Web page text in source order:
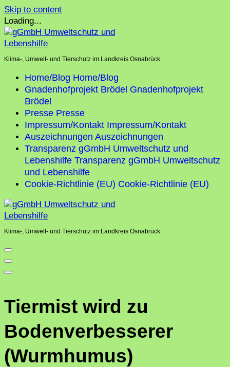
Skip to content
Loading...
Klima-, Umwelt- und Tierschutz im Landkreis Osnabrück
Home/Blog Home/Blog
Gnadenhofprojekt Brödel Gnadenhofprojekt
Brödel
Presse Presse
Impressum/Kontakt Impressum/Kontakt
Auszeichnungen Auszeichnungen
Transparenz gGmbH Umweltschutz und
Lebenshilfe Transparenz gGmbH Umweltschutz
und Lebenshilfe
Cookie-Richtlinie (EU) Cookie-Richtlinie (EU)
Klima-, Umwelt- und Tierschutz im Landkreis Osnabrück
Tiermist wird zu
Bodenverbesserer
(Wurmhumus)